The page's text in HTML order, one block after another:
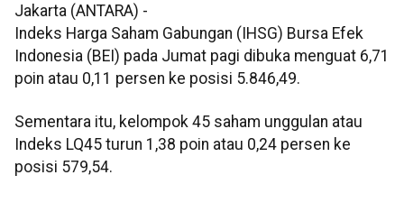
Jakarta (ANTARA) -
Indeks Harga Saham Gabungan (IHSG) Bursa Efek
Indonesia (BEI) pada Jumat pagi dibuka menguat 6,71
poin atau 0,11 persen ke posisi 5.846,49.
Sementara itu, kelompok 45 saham unggulan atau
Indeks LQ45 turun 1,38 poin atau 0,24 persen ke
posisi 579,54.